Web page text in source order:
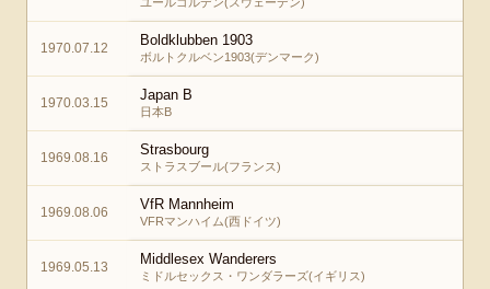
1970.07.12 Boldklubben 1903
ボルトクルベン1903(デンマーク)
1970.03.15 Japan B
日本B
1969.08.16 Strasbourg
ストラスブール(フランス)
1969.08.06 VfR Mannheim
VFRマンハイム(西ドイツ)
1969.05.13 Middlesex Wanderers
ミドルセックス・ワンダラーズ(イギリス)